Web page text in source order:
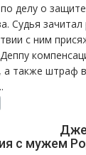
делу о
Судья
с ним
а также штраф
с мужем